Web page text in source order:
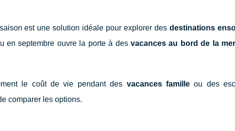
est une solution idéale pour explorer desdestinations
en septembre ouvre la porte à des vacances au bord de la
le coût de vie pendant des vacances familleou des
comparer les options.